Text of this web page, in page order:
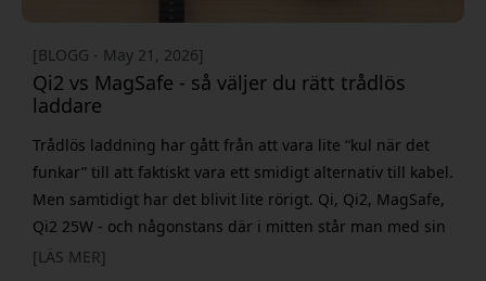
[BLOGG - May 21, 2026]
Qi2 vs MagSafe - så väljer du rätt trådlös
laddare
Trådlös laddning har gått från att vara lite “kul när det
funkar” till att faktiskt vara ett smidigt alternativ till kabel.
Men samtidigt har det blivit lite rörigt. Qi, Qi2, MagSafe,
Qi2 25W - och någonstans där i mitten står man med sin
iPhone och undrar vilken laddare man egentligen ska
[LÄS MER]